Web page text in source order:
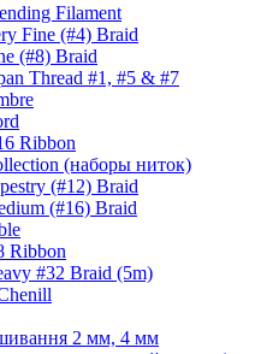
Filament
Fine (#4) Braid
(#8) Braid
Thread #1, #5 & #7
Ribbon
(наборы ниток)
(#12) Braid
(#16) Braid
Ribbon
#32 Braid (5m)
2 мм, 4 мм